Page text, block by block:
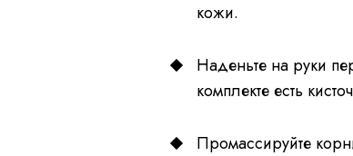
кожи.
Наденьте на руки
комплекте есть
Промассируйте